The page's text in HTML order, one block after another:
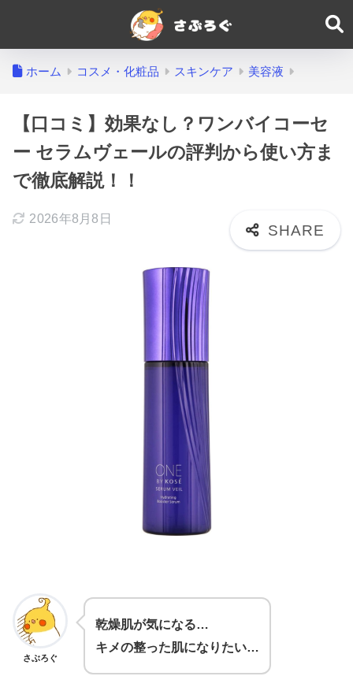
ホーム コスメ・化粧品 スキンケア 美容液
【口コミ】効果なし？ワンバイコーセ
ー セラムヴェールの評判から使い方ま
で徹底解説！！
2026年8月8日
さぶろぐ
乾燥肌が気になる…
キメの整った肌になりたい…